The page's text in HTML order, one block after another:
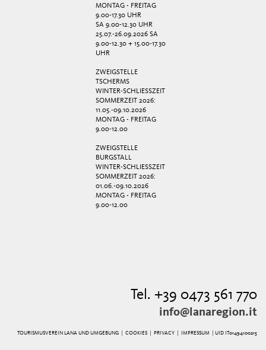
MONTAG - FREITAG
9.00-17.30 UHR
SA 9.00-12.30 UHR
25.07.-26.09.2026 SA
9.00-12.30 + 15.00-17.30
UHR
ZWEIGSTELLE
TSCHERMS
WINTER-SCHLIESSZEIT
SOMMERZEIT 2026:
11.05.-09.10.2026
MONTAG - FREITAG
9.00-12.00
ZWEIGSTELLE
BURGSTALL
WINTER-SCHLIESSZEIT
SOMMERZEIT 2026:
01.06.-09.10.2026
MONTAG - FREITAG
9.00-12.00
Tel. +39 0473 561 770
info@lanaregion.it
TOURISMUSVEREIN LANA UND UMGEBUNG | COOKIES| PRIVACY| IMPRESSUM | UID IT01494100215